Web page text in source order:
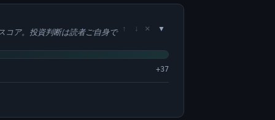
コア。投資判断は読者ご自身で ↑ ↓ ×
+37